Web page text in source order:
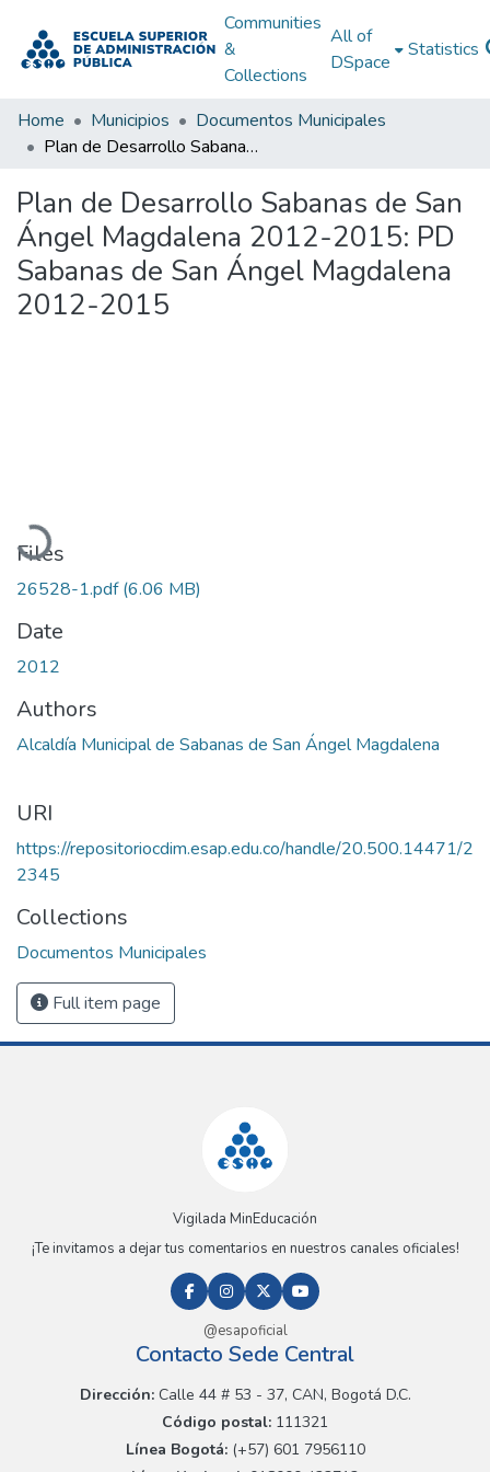
Communities
&
Collections
All of
DSpace
Statistics
Home Municipios
Documentos Municipales
Plan de Desarrollo Sabanas de San Ángel Magdalena 2012-2015: PD Sabanas de San Ángel Magdalena 2012-2015
Plan de Desarrollo Sabanas de San
Ángel Magdalena 2012-2015: PD
Sabanas de San Ángel Magdalena
2012-2015
Loading...
Files
26528-1.pdf(6.06 MB)
Date
2012
Authors
Alcaldía Municipal de Sabanas de San Ángel Magdalena
URI
https://repositoriocdim.esap.edu.co/handle/20.500.14471/2
2345
Collections
Documentos Municipales
Full item page
Vigilada MinEducación
¡Te invitamos a dejar tus comentarios en nuestros canales oficiales!
@esapoficial
Contacto Sede Central
Dirección:Calle 44 # 53 - 37, CAN, Bogotá D.C.
Código postal: 111321
Línea Bogotá:(+57) 601 7956110